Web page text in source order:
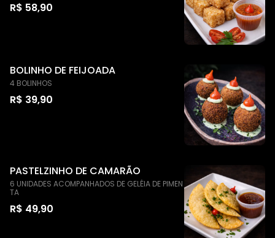
R$ 58,90
BOLINHO DE FEIJOADA
4 BOLINHOS
R$ 39,90
PASTELZINHO DE CAMARÃO
6 UNIDADES ACOMPANHADOS DE GELÉIA DE PIMEN
TA
R$ 49,90